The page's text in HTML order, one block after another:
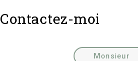
Contactez-moi
Civilité :Monsieur